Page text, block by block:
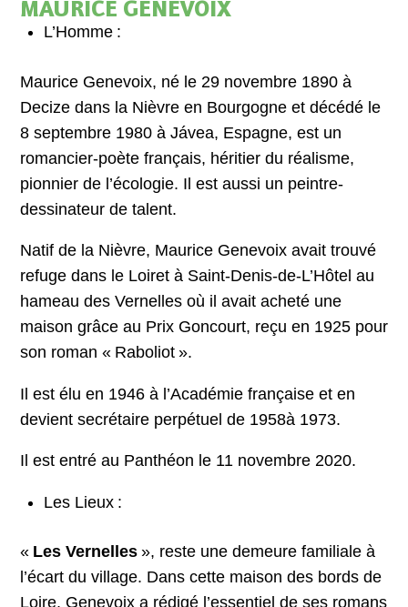
MAURICE GENEVOIX
L’Homme :
Maurice Genevoix, né le 29 novembre 1890 à
Decize dans la Nièvre en Bourgogne et décédé le
8 septembre 1980 à Jávea, Espagne, est un
romancier-poète français, héritier du réalisme,
pionnier de l’écologie. Il est aussi un peintre-
dessinateur de talent.
Natif de la Nièvre, Maurice Genevoix avait trouvé
refuge dans le Loiret à Saint-Denis-de-L’Hôtel au
hameau des Vernelles où il avait acheté une
maison grâce au Prix Goncourt, reçu en 1925 pour
son roman « Raboliot ».
Il est élu en 1946 à l’Académie française et en
devient secrétaire perpétuel de 1958à 1973.
Il est entré au Panthéon le 11 novembre 2020.
Les Lieux :
« Les Vernelles », reste une demeure familiale à
l’écart du village. Dans cette maison des bords de
Loire, Genevoix a rédigé l’essentiel de ses romans